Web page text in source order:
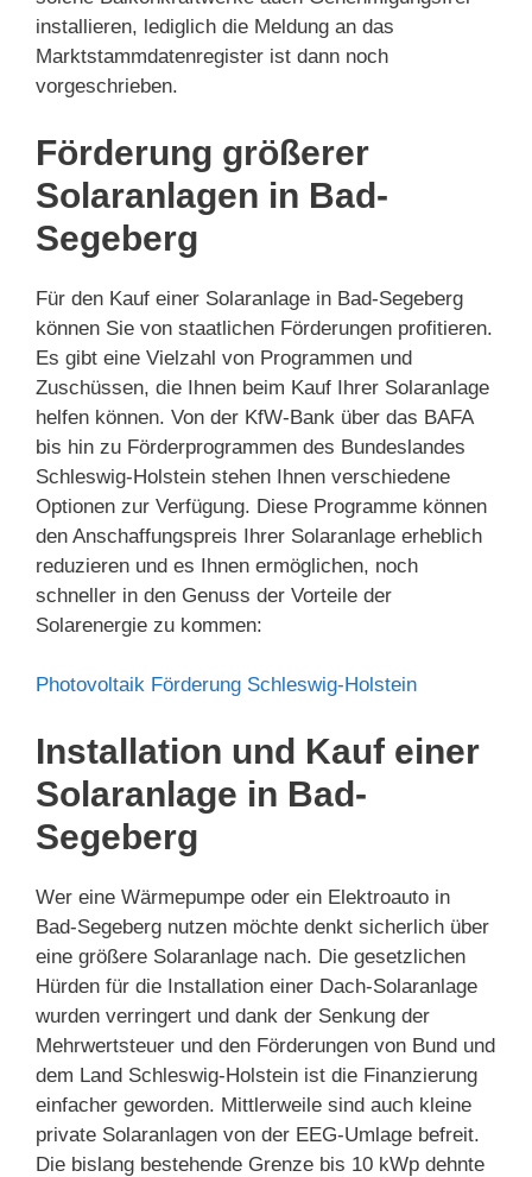
installieren, lediglich die Meldung an das
Marktstammdatenregister ist dann noch
vorgeschrieben.
Förderung größerer
Solaranlagen in Bad-
Segeberg
Für den Kauf einer Solaranlage in Bad-Segeberg
können Sie von staatlichen Förderungen profitieren.
Es gibt eine Vielzahl von Programmen und
Zuschüssen, die Ihnen beim Kauf Ihrer Solaranlage
helfen können. Von der KfW-Bank über das BAFA
bis hin zu Förderprogrammen des Bundeslandes
Schleswig-Holstein stehen Ihnen verschiedene
Optionen zur Verfügung. Diese Programme können
den Anschaffungspreis Ihrer Solaranlage erheblich
reduzieren und es Ihnen ermöglichen, noch
schneller in den Genuss der Vorteile der
Solarenergie zu kommen:
Photovoltaik Förderung Schleswig-Holstein
Installation und Kauf einer
Solaranlage in Bad-
Segeberg
Wer eine Wärmepumpe oder ein Elektroauto in
Bad-Segeberg nutzen möchte denkt sicherlich über
eine größere Solaranlage nach. Die gesetzlichen
Hürden für die Installation einer Dach-Solaranlage
wurden verringert und dank der Senkung der
Mehrwertsteuer und den Förderungen von Bund und
dem Land Schleswig-Holstein ist die Finanzierung
einfacher geworden. Mittlerweile sind auch kleine
private Solaranlagen von der EEG-Umlage befreit.
Die bislang bestehende Grenze bis 10 kWp dehnte